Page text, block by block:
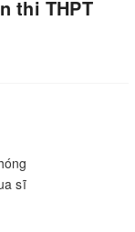
thi THPT
sĩ